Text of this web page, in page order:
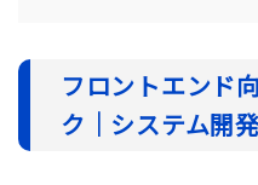
フロントエンド
ク｜システム開